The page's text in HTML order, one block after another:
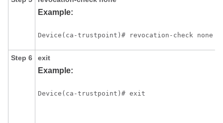
Example:
Device(ca-trustpoint)# revocation-check none
Step 6 exit
Example:
Device(ca-trustpoint)# exit